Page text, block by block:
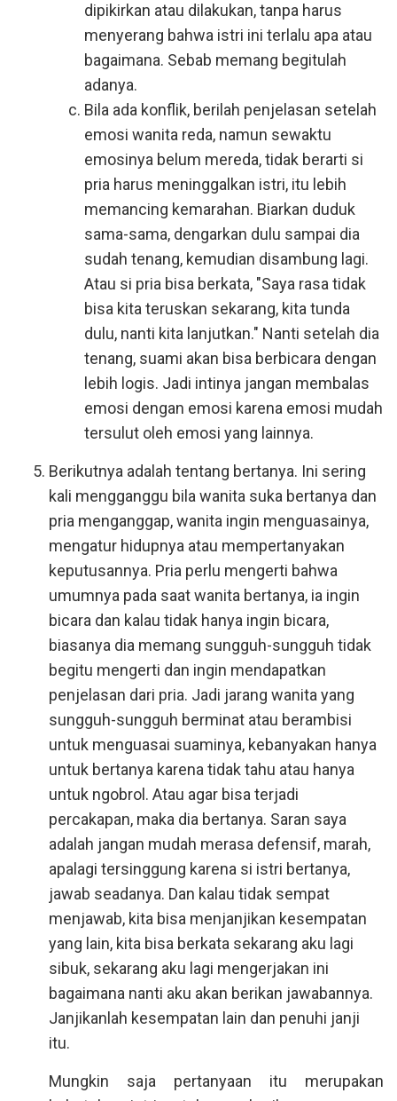
dipikirkan atau dilakukan, tanpa harus
menyerang bahwa istri ini terlalu apa atau
bagaimana. Sebab memang begitulah
adanya.
Bila ada konflik, berilah penjelasan setelah
emosi wanita reda, namun sewaktu
emosinya belum mereda, tidak berarti si
pria harus meninggalkan istri, itu lebih
memancing kemarahan. Biarkan duduk
sama-sama, dengarkan dulu sampai dia
sudah tenang, kemudian disambung lagi.
Atau si pria bisa berkata, "Saya rasa tidak
bisa kita teruskan sekarang, kita tunda
dulu, nanti kita lanjutkan." Nanti setelah dia
tenang, suami akan bisa berbicara dengan
lebih logis. Jadi intinya jangan membalas
emosi dengan emosi karena emosi mudah
tersulut oleh emosi yang lainnya.
Berikutnya adalah tentang bertanya. Ini sering
kali mengganggu bila wanita suka bertanya dan
pria menganggap, wanita ingin menguasainya,
mengatur hidupnya atau mempertanyakan
keputusannya. Pria perlu mengerti bahwa
umumnya pada saat wanita bertanya, ia ingin
bicara dan kalau tidak hanya ingin bicara,
biasanya dia memang sungguh-sungguh tidak
begitu mengerti dan ingin mendapatkan
penjelasan dari pria. Jadi jarang wanita yang
sungguh-sungguh berminat atau berambisi
untuk menguasai suaminya, kebanyakan hanya
untuk bertanya karena tidak tahu atau hanya
untuk ngobrol. Atau agar bisa terjadi
percakapan, maka dia bertanya. Saran saya
adalah jangan mudah merasa defensif, marah,
apalagi tersinggung karena si istri bertanya,
jawab seadanya. Dan kalau tidak sempat
menjawab, kita bisa menjanjikan kesempatan
yang lain, kita bisa berkata sekarang aku lagi
sibuk, sekarang aku lagi mengerjakan ini
bagaimana nanti aku akan berikan jawabannya.
Janjikanlah kesempatan lain dan penuhi janji
itu.
Mungkin saja pertanyaan itu merupakan